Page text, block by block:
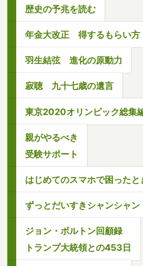
歴史の予兆を読む
年金大改正 得するもらい方
羽生結弦 進化の原動力
寂聴 九十七歳の遺言
東京2020オリンピック総集
親がやるべき
受験サポート
はじめてのスマホで困った
ずっとだいすきシャンシャン
ジョン・ボルトン回顧録
トランプ大統領との453日